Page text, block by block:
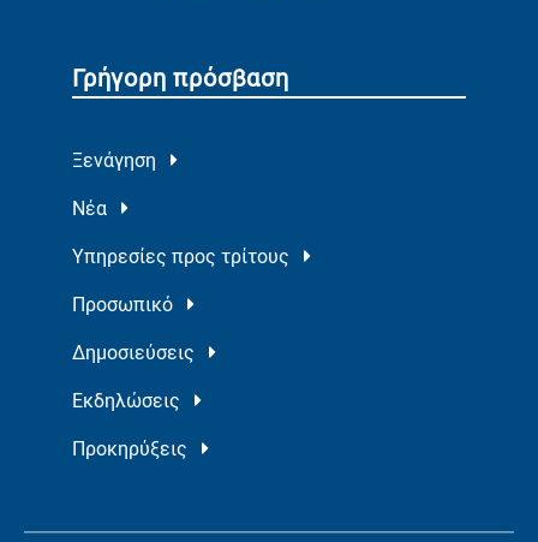
Γρήγορη πρόσβαση
Ξενάγηση
Νέα
Υπηρεσίες προς τρίτους
Προσωπικό
Δημοσιεύσεις
Εκδηλώσεις
Προκηρύξεις